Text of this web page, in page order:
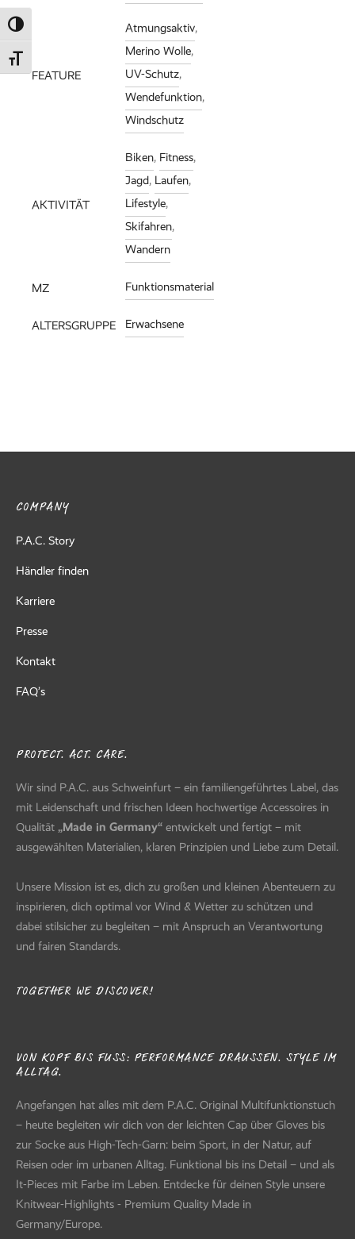
Umschalten auf hohe Kontraste
Schrift vergrößern
FEATURE
Atmungsaktiv,
Merino Wolle,
UV-Schutz,
Wendefunktion,
Windschutz
AKTIVITÄT
Biken, Fitness,
Jagd, Laufen,
Lifestyle,
Skifahren,
Wandern
MZ Funktionsmaterial
ALTERSGRUPPE Erwachsene
COMPANY
P.A.C. Story
Händler finden
Karriere
Presse
Kontakt
FAQ’s
PROTECT. ACT. CARE.
Wir sind P.A.C. aus Schweinfurt – ein familiengeführtes Label, das
mit Leidenschaft und frischen Ideen hochwertige Accessoires in
Qualität „Made in Germany“ entwickelt und fertigt – mit
ausgewählten Materialien, klaren Prinzipien und Liebe zum Detail.
Unsere Mission ist es, dich zu großen und kleinen Abenteuern zu
inspirieren, dich optimal vor Wind & Wetter zu schützen und
dabei stilsicher zu begleiten – mit Anspruch an Verantwortung
und fairen Standards.
TOGETHER WE DISCOVER!
VON KOPF BIS FUSS: PERFORMANCE DRAUSSEN. STYLE IM AL
LTAG.
Angefangen hat alles mit dem P.A.C. Original Multifunktionstuch
– heute begleiten wir dich von der leichten Cap über Gloves bis
zur Socke aus High-Tech-Garn: beim Sport, in der Natur, auf
Reisen oder im urbanen Alltag. Funktional bis ins Detail – und als
It-Pieces mit Farbe im Leben. Entdecke für deinen Style unsere
Knitwear-Highlights - Premium Quality Made in
Germany/Europe.